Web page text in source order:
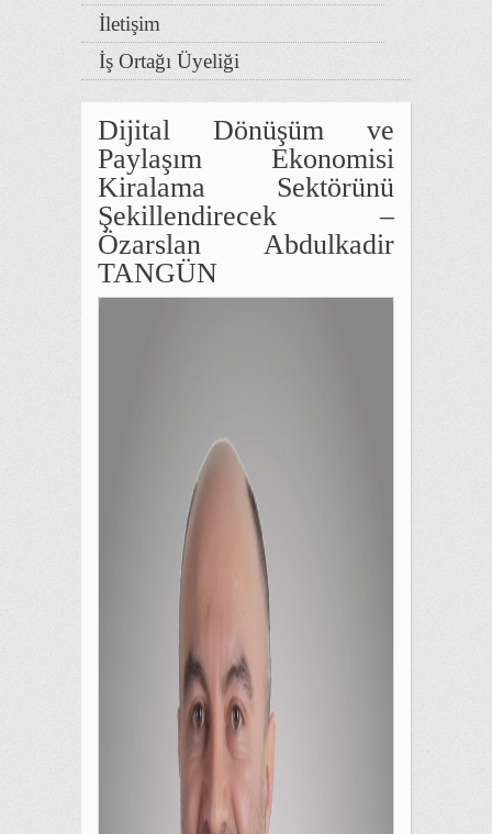
İletişim
İş Ortağı Üyeliği
Dijital Dönüşüm ve
Paylaşım Ekonomisi
Kiralama Sektörünü
Şekillendirecek –
Özarslan Abdulkadir
TANGÜN